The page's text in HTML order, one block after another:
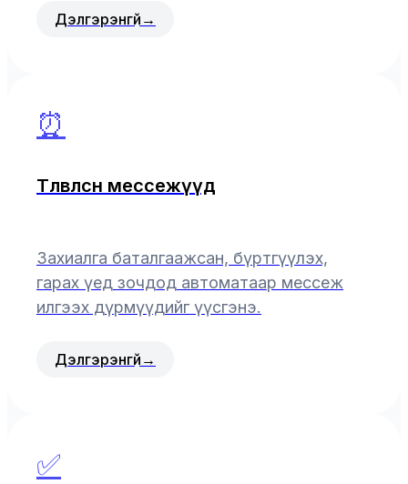
Дэлгэрэнгүй →
⏰
Төлөвлөсөн мессежүүд
Захиалга баталгаажсан, бүртгүүлэх,
гарах үед зочдод автоматаар мессеж
илгээх дүрмүүдийг үүсгэнэ.
Дэлгэрэнгүй →
✅